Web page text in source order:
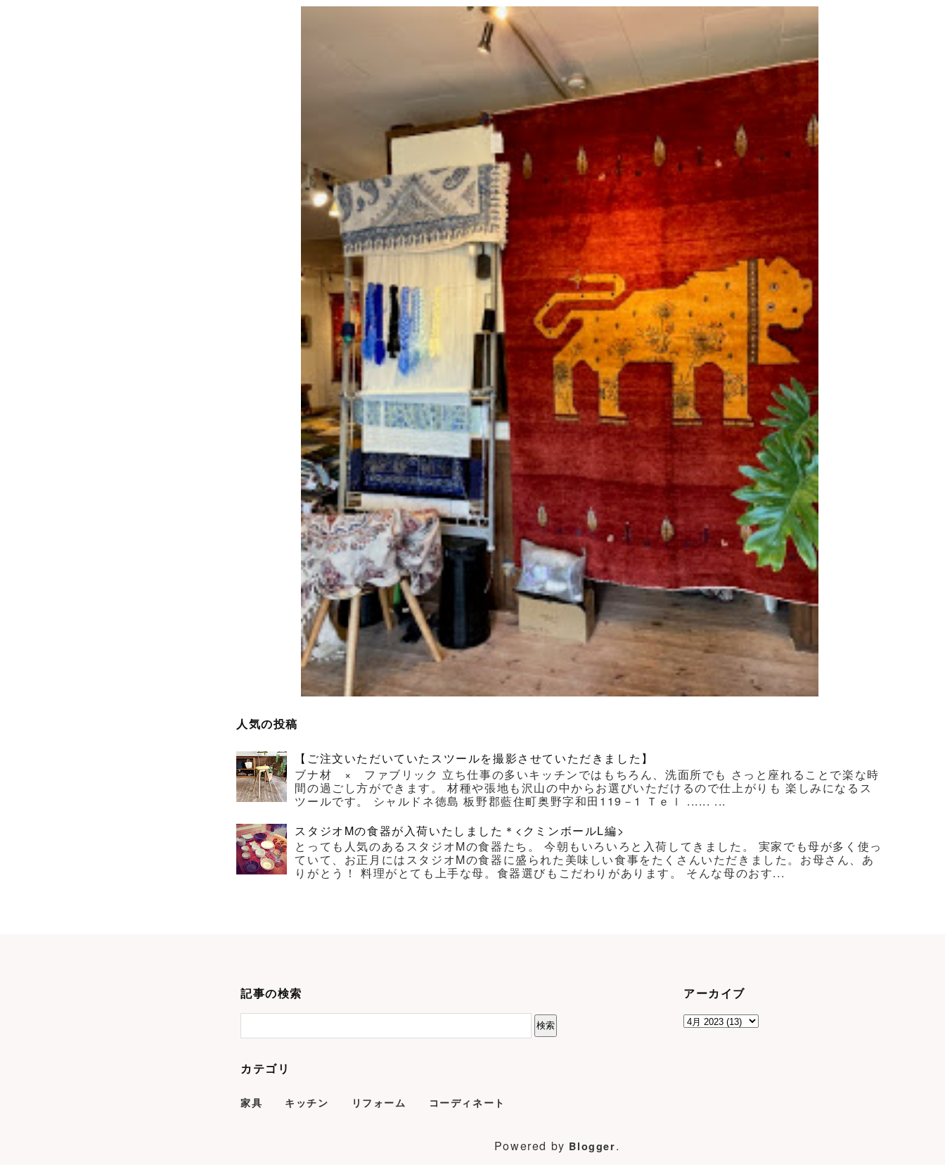
人気の投稿
【ご注文いただいていたスツールを撮影させていただきました】
ブナ材 × ファブリック 立ち仕事の多いキッチンではもちろん、洗面所でも さっと座れることで楽な時
間の過ごし方ができます。 材種や張地も沢山の中からお選びいただけるので仕上がりも 楽しみになるス
ツールです。 シャルドネ徳島 板野郡藍住町奥野字和田119－1 Ｔｅｌ ...... ...
スタジオMの食器が入荷いたしました＊<クミンボールL編>
とっても人気のあるスタジオMの食器たち。 今朝もいろいろと入荷してきました。 実家でも母が多く使っ
ていて、お正月にはスタジオMの食器に盛られた美味しい食事をたくさんいただきました。お母さん、あ
りがとう！ 料理がとても上手な母。食器選びもこだわりがあります。 そんな母のおす...
記事の検索 アーカイブ
カテゴリ
家具 キッチン リフォーム コーディネート
Powered by Blogger.